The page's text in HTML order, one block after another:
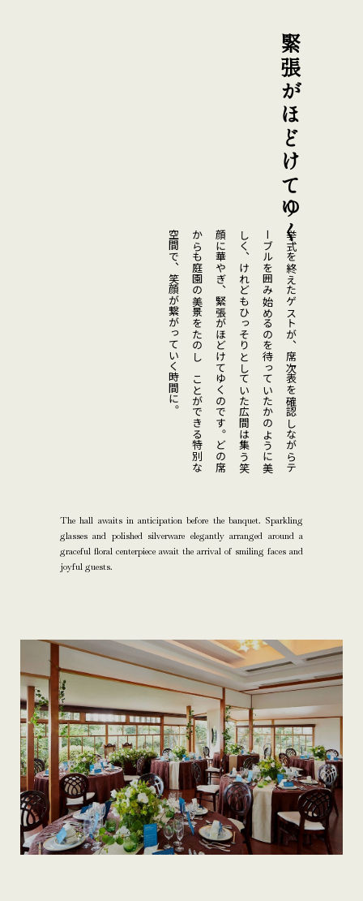
緊張がほどけてゆく
挙式を終えたゲストが、席次表を確認しながら
テ
ー ブ
ル
を
囲
み
始
め
る
の
を
待
っ
て
い
た
か
の
よ
う
に
美
し く
、
け
れ
ど
も
ひ
っ
そ
り
と
し
て
い
た
広
間
は
集
う
笑
顔
に
華
や
ぎ
、
緊張がほどけてゆくのです。
ど
の
席
か ら
も
庭
園
の
美
景
を
た
の
し
む
こ
と
が
で
き
る
特
別
な
空 間
で
、
笑顔が繋がっていく時間に。
The hall awaits in anticipation before the banquet. Sparkling
glasses and polished silverware elegantly arranged around a
graceful floral centerpiece await the arrival of smiling faces and
joyful guests.